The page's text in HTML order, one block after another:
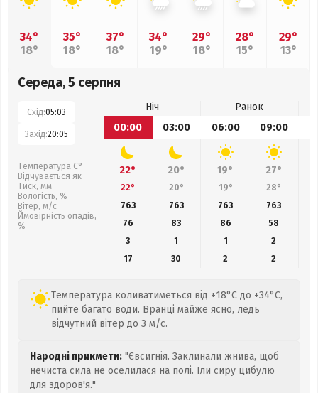
34°
18°
35°
18°
37°
18°
34°
19°
29°
18°
28°
15°
29°
13°
Середа, 5 серпня
Схід:05:03
Захід:20:05
Температура С°
Відчувається як
Тиск, мм
Вологість, %
Вітер, м/с
Ймовірність опадів,
%
Ніч
Ранок
00:00
03:00 06:00 09:00
22° 20° 19° 27°
22° 20° 19° 28°
763
763 763 763
76
83 86 58
3
1 1
2
17
30 2 2
Температура коливатиметься від +18°C до +34°C,
пийте багато води. Вранці майже ясно, ледь
відчутний вітер до 3 м/с.
Народні прикмети: "Євсигнія. Заклинали жнива, щоб
нечиста сила не оселилася на полі. Їли сиру цибулю
для здоров'я."